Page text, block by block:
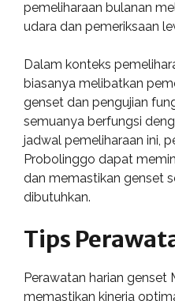
pemeliharaan bulanan
udara dan pemeriksaan
Dalam konteks
biasanya melibatkan
genset dan pengujian
semuanya berfungsi
jadwal pemeliharaan ini,
Probolinggo dapat
dan memastikan genset
dibutuhkan.
Tips
Perawatan harian genset
memastikan kinerja